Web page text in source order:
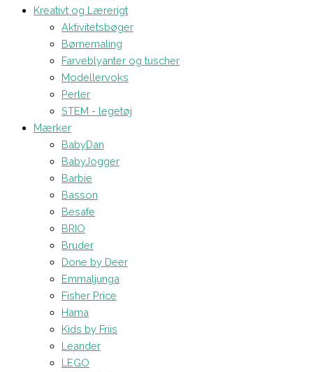
Kreativt og Lærerigt
Aktivitetsbøger
Børnemaling
Farveblyanter og tuscher
Modellervoks
Perler
STEM - legetøj
Mærker
BabyDan
BabyJogger
Barbie
Basson
Besafe
BRIO
Bruder
Done by Deer
Emmaljunga
Fisher Price
Hama
Kids by Friis
Leander
LEGO